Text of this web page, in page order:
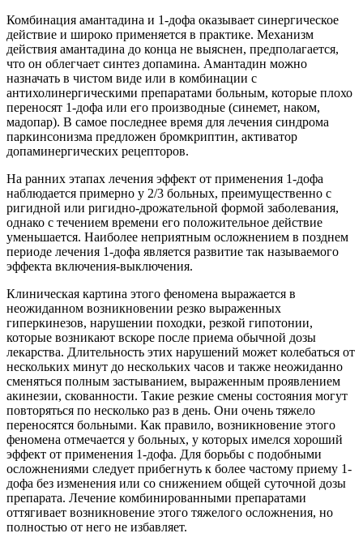
Комбинация амантадина и 1-дофа оказывает синергическое
действие и широко применяется в практике. Механизм
действия амантадина до конца не выяснен, предполагается,
что он облегчает синтез допамина. Амантадин можно
назначать в чистом виде или в комбинации с
антихолинергическими препаратами больным, которые плохо
переносят 1-дофа или его производные (синемет, наком,
мадопар). В самое последнее время для лечения синдрома
паркинсонизма предложен бромкриптин, активатор
допаминергических рецепторов.
На ранних этапах лечения эффект от применения 1-дофа
наблюдается примерно у 2/3 больных, преимущественно с
ригидной или ригидно-дрожательной формой заболевания,
однако с течением времени его положительное действие
уменьшается. Наиболее неприятным осложнением в позднем
периоде лечения 1-дофа является развитие так называемого
эффекта включения-выключения.
Клиническая картина этого феномена выражается в
неожиданном возникновении резко выраженных
гиперкинезов, нарушении походки, резкой гипотонии,
которые возникают вскоре после приема обычной дозы
лекарства. Длительность этих нарушений может колебаться от
нескольких минут до нескольких часов и также неожиданно
сменяться полным застыванием, выраженным проявлением
акинезии, скованности. Такие резкие смены состояния могут
повторяться по несколько раз в день. Они очень тяжело
переносятся больными. Как правило, возникновение этого
феномена отмечается у больных, у которых имелся хороший
эффект от применения 1-дофа. Для борьбы с подобными
осложнениями следует прибегнуть к более частому приему 1-
дофа без изменения или со снижением общей суточной дозы
препарата. Лечение комбинированными препаратами
оттягивает возникновение этого тяжелого осложнения, но
полностью от него не избавляет.